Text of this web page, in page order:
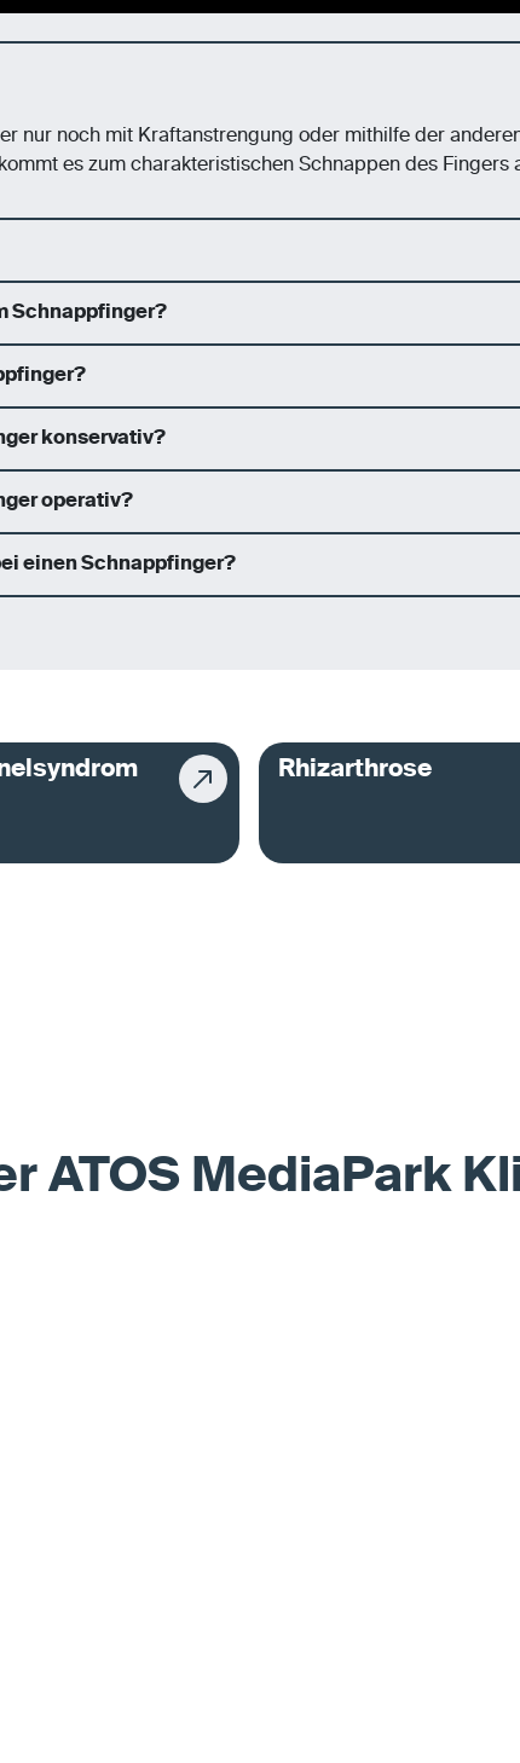
nur noch mit Kraftanstrengung oder mithilfe der
es zum charakteristischen Schnappen des Fingers
Schnappfinger?
konservativ?
operativ?
einen Schnappfinger?
Rhizarthrose
ATOS MediaPark